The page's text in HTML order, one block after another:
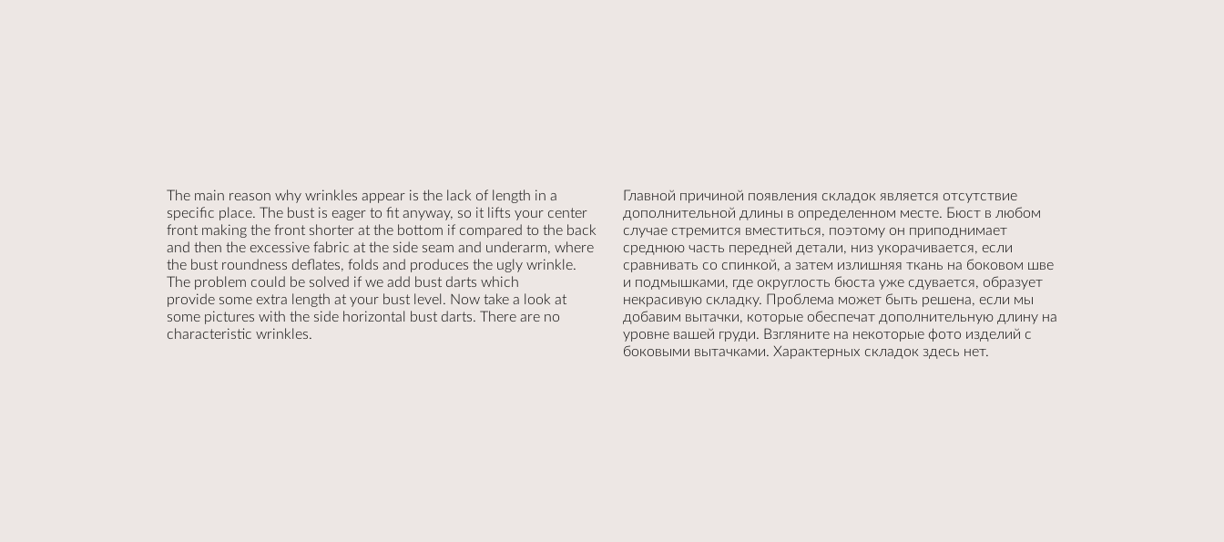
The main reason why wrinkles appear is the lack of length in a
specific place. The bust is eager to fit anyway, so it lifts your center
front making the front shorter at the bottom if compared to the back
and then the excessive fabric at the side seam and underarm, where
the bust roundness deflates, folds and produces the ugly wrinkle.
The problem could be solved if we add bust darts which
provide some extra length at your bust level. Now take a look at
some pictures with the side horizontal bust darts. There are no
characteristic wrinkles.
Главной причиной появления складок является отсутствие
дополнительной длины в определенном месте. Бюст в любом
случае стремится вместиться, поэтому он приподнимает
среднюю часть передней детали, низ укорачивается, если
сравнивать со спинкой, а затем излишняя ткань на боковом шве
и подмышками, где округлость бюста уже сдувается, образует
некрасивую складку. Проблема может быть решена, если мы
добавим вытачки, которые обеспечат дополнительную длину на
уровне вашей груди. Взгляните на некоторые фото изделий с
боковыми вытачками. Характерных складок здесь нет.